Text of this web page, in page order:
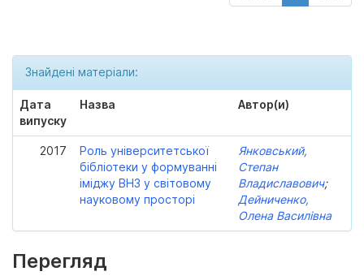
Знайдені матеріали:
Дата
випуску
Назва Автор(и)
2017
Роль університетської
бібліотеки у формуванні
іміджу ВНЗ у світовому
науковому просторі
Янковський,
Степан
Владиславович;
Дейниченко,
Олена Василівна
Перегляд